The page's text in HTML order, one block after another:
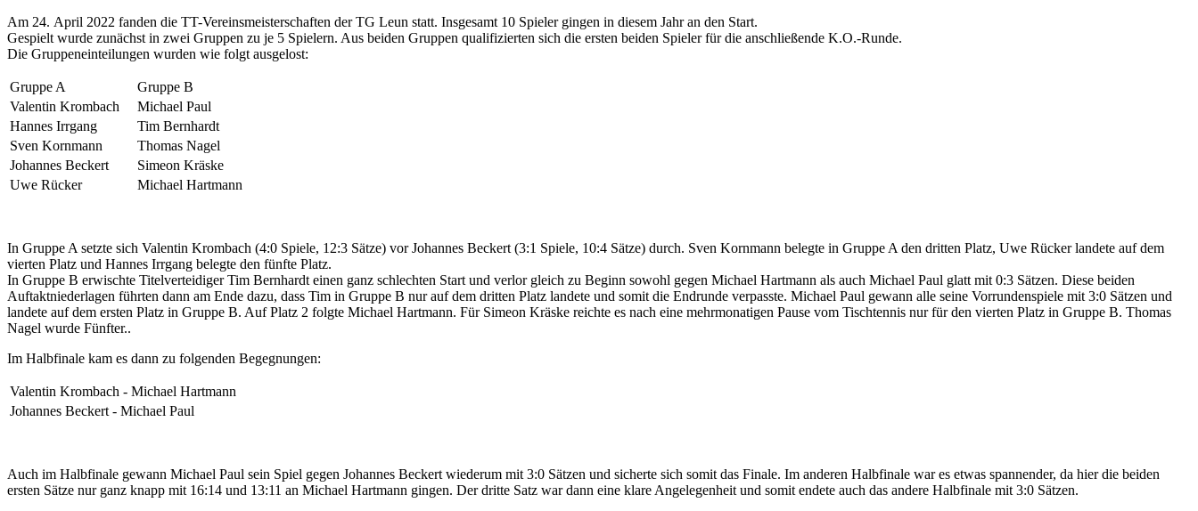
Am 24. April 2022 fanden die TT-Vereinsmeisterschaften der TG Leun statt. Insgesamt 10 Spieler gingen in diesem Jahr an den Start.
Gespielt wurde zunächst in zwei Gruppen zu je 5 Spielern. Aus beiden Gruppen qualifizierten sich die ersten beiden Spieler für die anschließende K.O.-Runde.
Die Gruppeneinteilungen wurden wie folgt ausgelost:
Gruppe A
Gruppe B
Valentin Krombach
Michael Paul
Hannes Irrgang
Tim Bernhardt
Sven Kornmann
Thomas Nagel
Johannes Beckert
Simeon Kräske
Uwe Rücker
Michael Hartmann
In Gruppe A setzte sich Valentin Krombach (4:0 Spiele, 12:3 Sätze) vor Johannes Beckert (3:1 Spiele, 10:4 Sätze) durch. Sven Kornmann belegte in Gruppe A den dritten Platz, Uwe Rücker landete auf dem
vierten Platz und Hannes Irrgang belegte den fünfte Platz.
In Gruppe B erwischte Titelverteidiger Tim Bernhardt einen ganz schlechten Start und verlor gleich zu Beginn sowohl gegen Michael Hartmann als auch Michael Paul glatt mit 0:3 Sätzen. Diese beiden
Auftaktniederlagen führten dann am Ende dazu, dass Tim in Gruppe B nur auf dem dritten Platz landete und somit die Endrunde verpasste. Michael Paul gewann alle seine Vorrundenspiele mit 3:0 Sätzen und
landete auf dem ersten Platz in Gruppe B. Auf Platz 2 folgte Michael Hartmann. Für Simeon Kräske reichte es nach eine mehrmonatigen Pause vom Tischtennis nur für den vierten Platz in Gruppe B. Thomas
Nagel wurde Fünfter..
Im Halbfinale kam es dann zu folgenden Begegnungen:
Valentin Krombach - Michael Hartmann
Johannes Beckert - Michael Paul
Auch im Halbfinale gewann Michael Paul sein Spiel gegen Johannes Beckert wiederum mit 3:0 Sätzen und sicherte sich somit das Finale. Im anderen Halbfinale war es etwas spannender, da hier die beiden
ersten Sätze nur ganz knapp mit 16:14 und 13:11 an Michael Hartmann gingen. Der dritte Satz war dann eine klare Angelegenheit und somit endete auch das andere Halbfinale mit 3:0 Sätzen.